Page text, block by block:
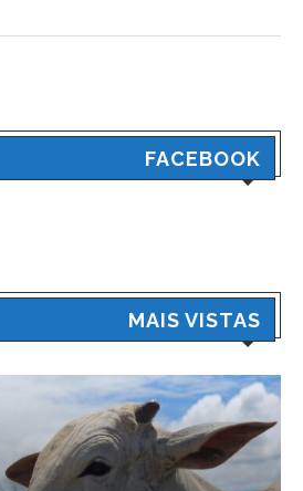
FACEBOOK
MAIS VISTAS